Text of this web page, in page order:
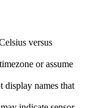
versus
or assume
display names that